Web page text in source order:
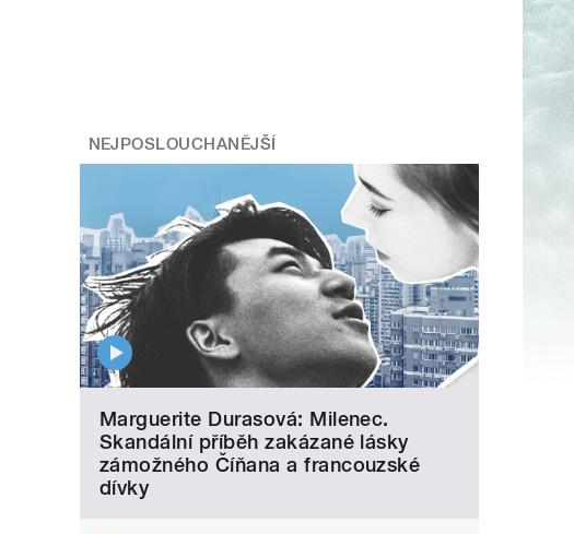
NEJPOSLOUCHANĚJŠÍ
Marguerite Durasová: Milenec.
Skandální příběh zakázané lásky
zámožného Číňana a francouzské
dívky